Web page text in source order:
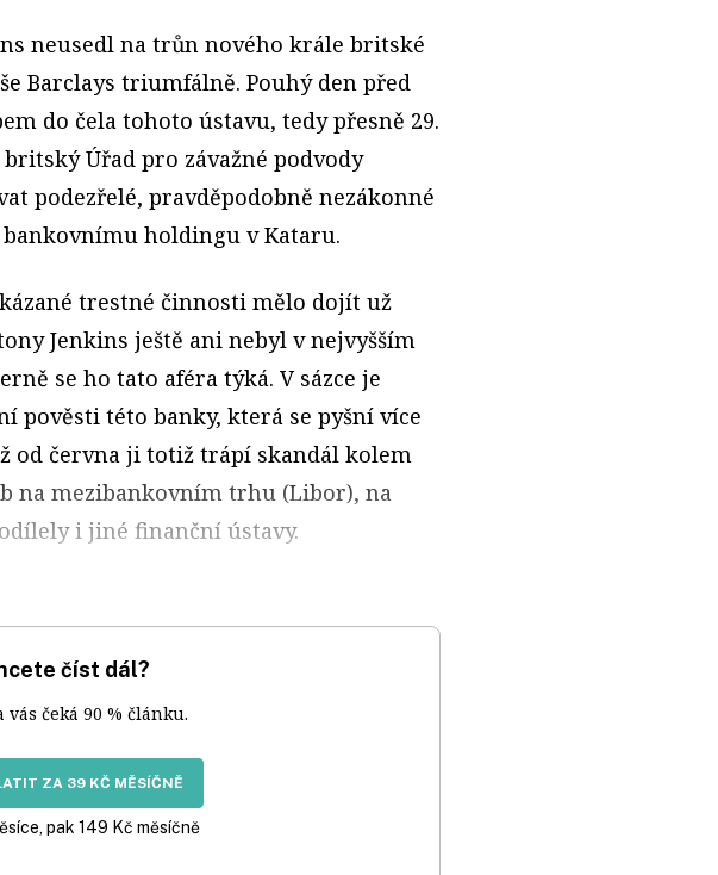
neusedl na trůn nového krále britské
Barclays triumfálně. Pouhý den před
do čela tohoto ústavu, tedy přesně 29.
Úřad pro závažné podvody
podezřelé, pravděpodobně nezákonné
holdingu v Kataru.
trestné činnosti mělo dojít už
Jenkins ještě ani nebyl v nejvyšším
se ho tato aféra týká. V sázce je
pověsti této banky, která se pyšní více
od června ji totiž trápí skandál kolem
na mezibankovním trhu (Libor), na
i jiné finanční ústavy.
číst dál?
vás čeká 90 % článku.
ZA 39 KČ MĚSÍČNĚ
pak 149 Kč měsíčně